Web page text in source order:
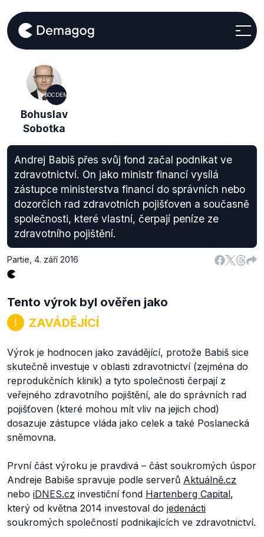
SOCDEM
Bohuslav
Sobotka
Andrej Babiš přes svůj fond začal podnikat ve
zdravotnictví. On jako ministr financí vysílá
zástupce ministerstva financí do správních nebo
dozorčích rad zdravotních pojišťoven a současně
společnosti, které vlastní, čerpají peníze ze
zdravotního pojištění.
Partie 4. září 2016
Tento výrok byl ověřen jako
ZAVÁDĚJÍCÍ
Výrok je hodnocen jako zavádějící, protože Babiš sice
skutečně investuje v oblasti zdravotnictví (zejména do
reprodukčních klinik) a tyto společnosti čerpají z
veřejného zdravotního pojištění, ale do správních rad
pojišťoven (které mohou mít vliv na jejich chod)
dosazuje zástupce vláda jako celek a také Poslanecká
sněmovna.
První část výroku je pravdivá – část soukromých úspor
Andreje Babiše spravuje podle serverů Aktuálně.cz
nebo iDNES.cz investiční fond Hartenberg Capital,
který od května 2014 investoval do jedenácti
soukromých společností podnikajících ve zdravotnictví.